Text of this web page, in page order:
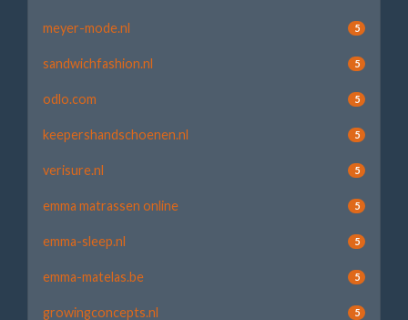
meyer-mode.nl 5
sandwichfashion.nl 5
odlo.com 5
keepershandschoenen.nl 5
verisure.nl 5
emma matrassen online 5
emma-sleep.nl 5
emma-matelas.be 5
growingconcepts.nl 5